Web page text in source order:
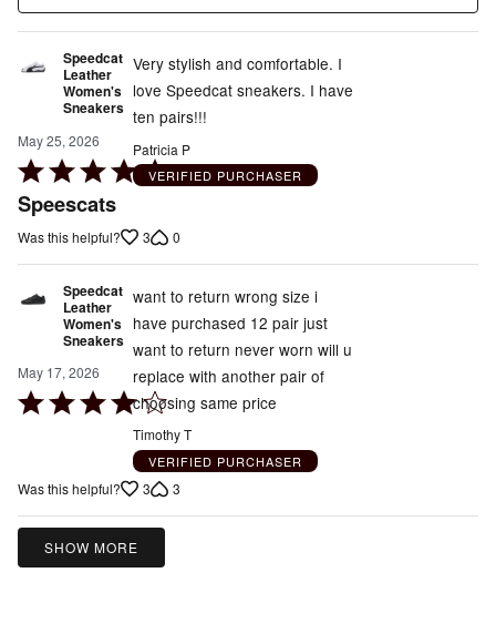
Speedcat
Leather
Women's
Sneakers
May 25, 2026
Rated
5
out
of
Speescats
Very stylish and comfortable. I
love Speedcat sneakers. I have
ten pairs!!!
Patricia P
VERIFIED PURCHASER
Was this helpful? 3 0
Speedcat
Leather
Women's
Sneakers
May 17, 2026
Rated
of
want to return wrong size i
have purchased 12 pair just
want to return never worn will u
replace with another pair of
choosing same price
Timothy T
VERIFIED PURCHASER
Was this helpful? 3 3
SHOW MORE